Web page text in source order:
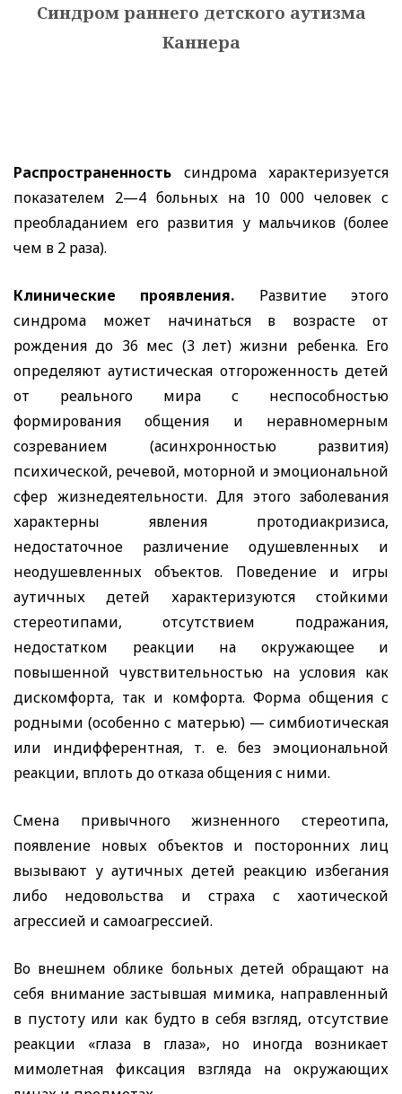
Синдром раннего детского аутизма
Каннера
Распространенность синдрома характеризуется
показателем 2—4 больных на 10 000 человек с
преобладанием его развития у мальчиков (более
чем в 2 раза).
Клинические проявления. Развитие этого
синдрома может начинаться в возрасте от
рождения до 36 мес (3 лет) жизни ребенка. Его
определяют аутистическая отгороженность детей
от реального мира с неспособностью
формирования общения и неравномерным
созреванием (асинхронностью развития)
психической, речевой, моторной и эмоциональной
сфер жизнедеятельности. Для этого заболевания
характерны явления протодиакризиса,
недостаточное различение одушевленных и
неодушевленных объектов. Поведение и игры
аутичных детей характеризуются стойкими
стереотипами, отсутствием подражания,
недостатком реакции на окружающее и
повышенной чувствительностью на условия как
дискомфорта, так и комфорта. Форма общения с
родными (особенно с матерью) — симбиотическая
или индифферентная, т. е. без эмоциональной
реакции, вплоть до отказа общения с ними.
Смена привычного жизненного стереотипа,
появление новых объектов и посторонних лиц
вызывают у аутичных детей реакцию избегания
либо недовольства и страха с хаотической
агрессией и самоагрессией.
Во внешнем облике больных детей обращают на
себя внимание застывшая мимика, направленный
в пустоту или как будто в себя взгляд, отсутствие
реакции «глаза в глаза», но иногда возникает
мимолетная фиксация взгляда на окружающих